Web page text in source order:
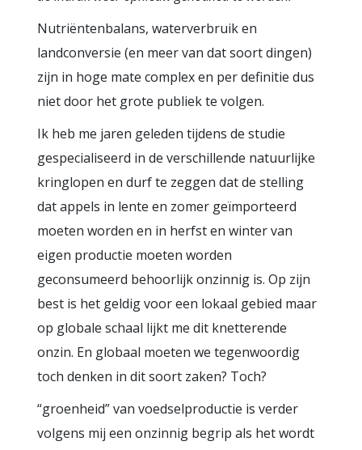
Nutriëntenbalans, waterverbruik en
landconversie (en meer van dat soort dingen)
zijn in hoge mate complex en per definitie dus
niet door het grote publiek te volgen.
Ik heb me jaren geleden tijdens de studie
gespecialiseerd in de verschillende natuurlijke
kringlopen en durf te zeggen dat de stelling
dat appels in lente en zomer geïmporteerd
moeten worden en in herfst en winter van
eigen productie moeten worden
geconsumeerd behoorlijk onzinnig is. Op zijn
best is het geldig voor een lokaal gebied maar
op globale schaal lijkt me dit knetterende
onzin. En globaal moeten we tegenwoordig
toch denken in dit soort zaken? Toch?
“groenheid” van voedselproductie is verder
volgens mij een onzinnig begrip als het wordt